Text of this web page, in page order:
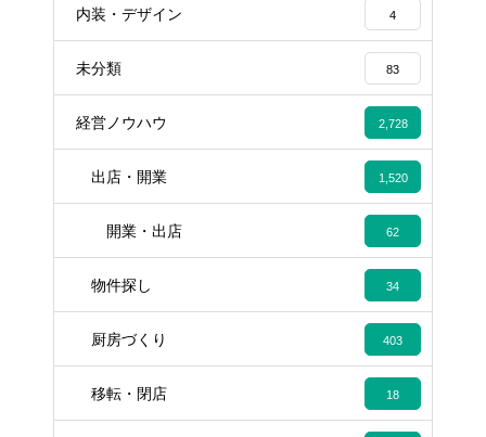
内装・デザイン 4
未分類 83
経営ノウハウ 2,728
出店・開業 1,520
開業・出店 62
物件探し 34
厨房づくり 403
移転・閉店 18